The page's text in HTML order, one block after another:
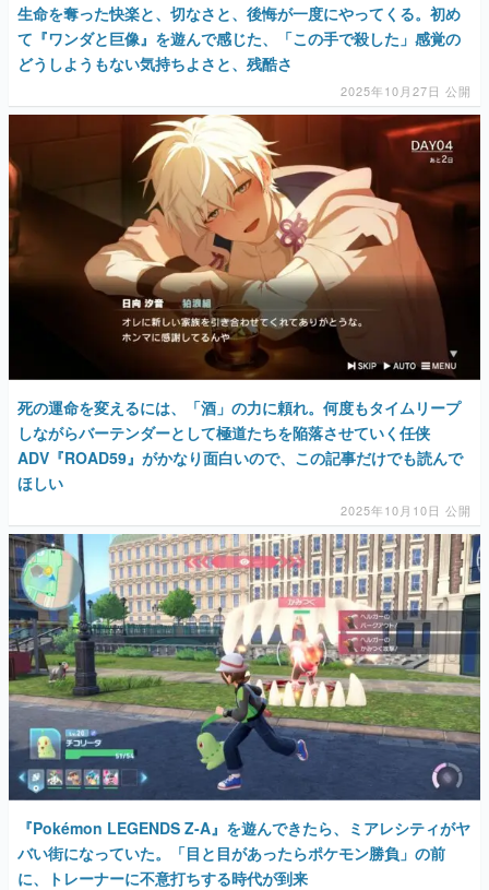
生命を奪った快楽と、切なさと、後悔が一度にやってくる。初め
て『ワンダと巨像』を遊んで感じた、「この手で殺した」感覚の
どうしようもない気持ちよさと、残酷さ
2025年10月27日 公開
死の運命を変えるには、「酒」の力に頼れ。何度もタイムリープ
しながらバーテンダーとして極道たちを陥落させていく任侠
ADV『ROAD59』がかなり面白いので、この記事だけでも読んで
ほしい
2025年10月10日 公開
『Pokémon LEGENDS Z-A』を遊んできたら、ミアレシティがヤ
バい街になっていた。「目と目があったらポケモン勝負」の前
に、トレーナーに不意打ちする時代が到来